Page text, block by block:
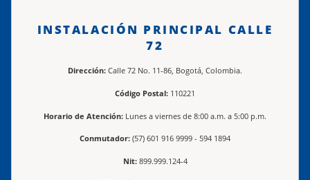
INSTALACIÓN PRINCIPAL CALLE
72
Dirección: Calle 72 No. 11-86, Bogotá, Colombia.
Código Postal: 110221
Horario de Atención: Lunes a viernes de 8:00 a.m. a 5:00 p.m.
Conmutador: (57) 601 916 9999 - 594 1894
Nit:899.999.124-4